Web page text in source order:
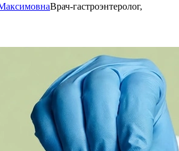
Врач-гастроэнтеролог,